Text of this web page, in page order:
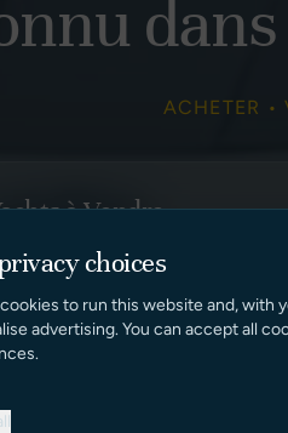
ACHETER •
à Vendre
choices
to run this website and, with
advertising. You can accept all